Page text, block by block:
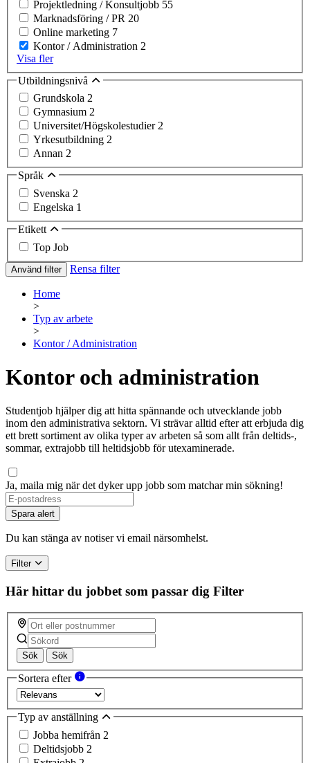
Projektledning / Konsultjobb 55
Marknadsföring / PR 20
Online marketing 7
Kontor / Administration 2
Visa fler
Utbildningsnivå
Grundskola 2
Gymnasium 2
Universitet/Högskolestudier2
Yrkesutbildning 2
Annan 2
Språk
Svenska 2
Engelska 1
Etikett
Top Job
Använd filter Rensa filter
Home
>
Typ av arbete
>
Kontor / Administration
Kontor och administration
Studentjob hjälper dig att hitta spännande och utvecklande jobb
inom den administrativa sektorn. Vi strävar alltid efter att erbjuda dig
ett brett sortiment av olika typer av arbeten så som allt från deltids-,
sommar, extrajobb till heltidsjobb för utexaminerade.
Ja, maila mig när det dyker upp jobb som matchar min sökning!
Spara alert
Du kan stänga av notiser vi email närsomhelst.
Filter
Här hittar du jobbet som passar dig Filter
Sök Sök
Sortera efter
Typ av anställning
Jobba hemifrån 2
Deltidsjobb 2